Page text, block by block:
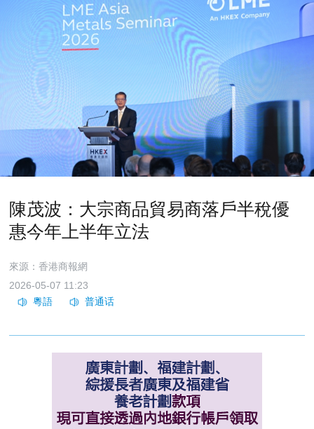
陳茂波：大宗商品貿易商落戶半稅優
惠今年上半年立法
來源：香港商報網
2026-05-07 11:23